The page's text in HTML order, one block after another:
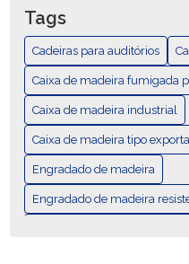
PARA ORGANIZAR SEU
CAIXA DE MADEIRA EXPORTAÇÃO: COMO ESCOLHER E AS
MELHORES PRÁTICAS
CAIXA DE MADEIRA
CAIXA DE MADEIRA
CAIXA DE MADEIRA FUMIGADA: DESCUBRA SUAS
VANTAGENS E USOS
Tags
Cadeiras para auditórios
Caixa de madeira fumigada
Caixa de madeira industrial
Caixa de madeira tipo
Engradado de madeira
Engradado de madeira